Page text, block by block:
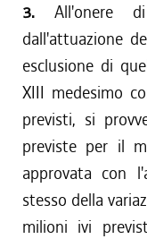
3. All'onere
dall'attuazione
esclusione di
XIII medesimo
previsti, si
previste per il
approvata con
stesso della
milioni ivi